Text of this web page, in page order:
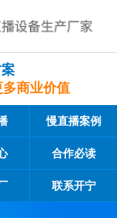
商业价值
慢直播案例
合作必读
联系开宁